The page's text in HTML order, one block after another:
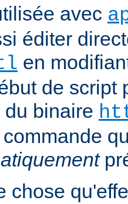
avec
éditer
en
de script
binaire
chose